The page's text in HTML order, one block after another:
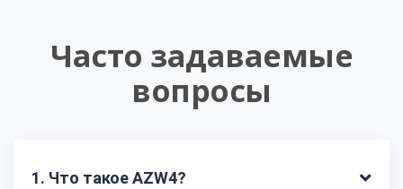
Часто задаваемые
вопросы
1. Что такое AZW4?